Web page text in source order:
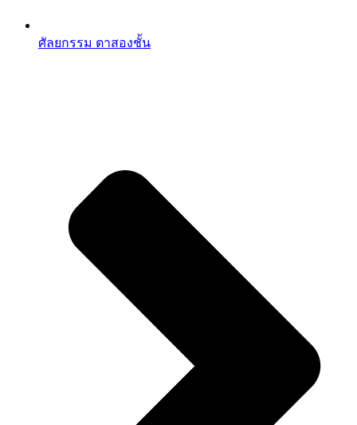
ศัลยกรรม ตาสองชั้น